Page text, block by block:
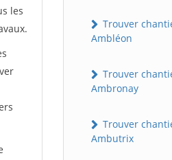
les
Trouver
Ambléon
Trouver
Ambronay
Trouver
Ambutrix